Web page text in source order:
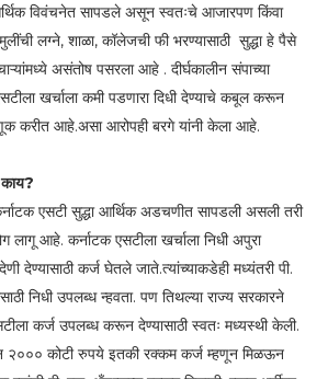
विवंचनेत सापडले असून स्वतःचे आजारपण किंवा
लग्ने, शाळा, कॉलेजची फी भरण्यासाठी सुद्धा हे पैसे
असंतोष पसरला आहे . दीर्घकालीन संपाच्या
खर्चाला कमी पडणारा दिधी देण्याचे कबूल करून
करीत आहे.असा आरोपही बरगे यांनी केला आहे.
एसटी सुद्धा आर्थिक अडचणीत सापडली असली तरी
लागू आहे. कर्नाटक एसटीला खर्चाला निधी अपुरा
देण्यासाठी कर्ज घेतले जाते.त्यांच्याकडेही मध्यंतरी पी.
निधी उपलब्ध न्हवता. पण तिथल्या राज्य सरकारने
कर्ज उपलब्ध करून देण्यासाठी स्वतः मध्यस्थी केली.
२००० कोटी रुपये इतकी रक्कम कर्ज म्हणून मिळऊन